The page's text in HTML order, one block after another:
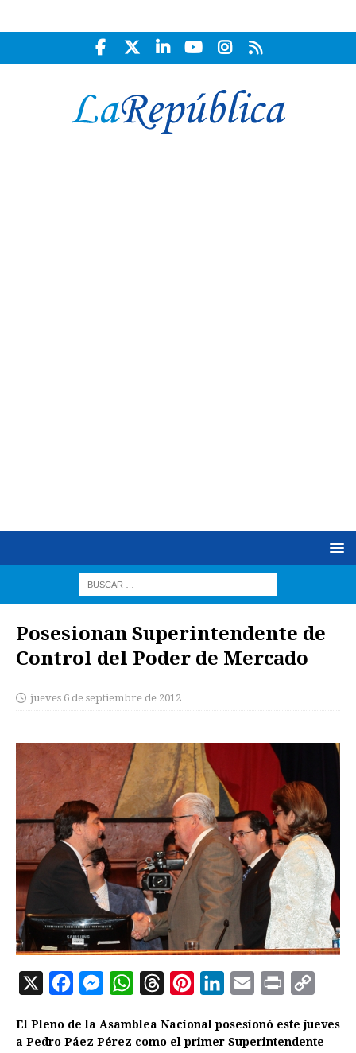
Posesionan Superintendente de
Control del Poder de Mercado
jueves 6 de septiembre de 2012
X
c
M
s
W
a
r
n
n
a
i
p
El Pleno de la Asamblea Nacional posesionó este jueves
a Pedro Páez Pérez como el primer Superintendente